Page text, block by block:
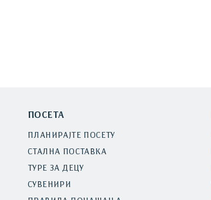
ПОСЕТА
ПЛАНИРАЈТЕ ПОСЕТУ
СТАЛНА ПОСТАВКА
ТУРЕ ЗА ДЕЦУ
СУВЕНИРИ